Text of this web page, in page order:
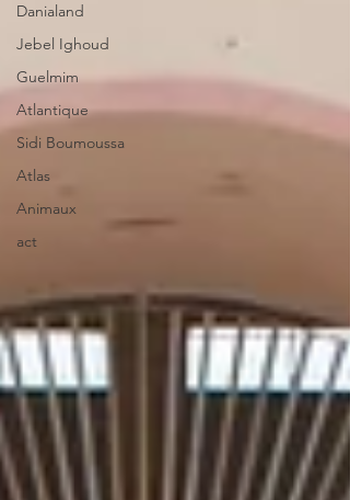
Danialand
Jebel Ighoud
Guelmim
Atlantique
Sidi Boumoussa
Atlas
Animaux
act